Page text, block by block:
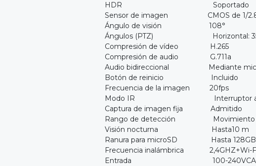
HDR Soportado
Sensor de imagen CMOS de 1/
Ángulo de visión 108°
Ángulos (PTZ) Horizontal: 350°
Compresión de vídeo H.265
Compresión de audio G.711a
Audio bidireccional Mediante
Botón de reinicio Incluido
Frecuencia de la imagen 20fps
Modo IR Interruptor
Captura de imagen fija Admitido
Rango de detección Movimiento
Visión nocturna Hasta10 m
Ranura para microSD Hasta 128GB
Frecuencia inalámbrica 2,4GHZ+Wi-
Entrada 100-240VCA a 50/